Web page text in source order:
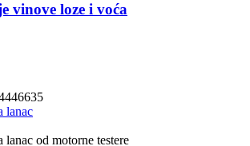
vinove loze i voća